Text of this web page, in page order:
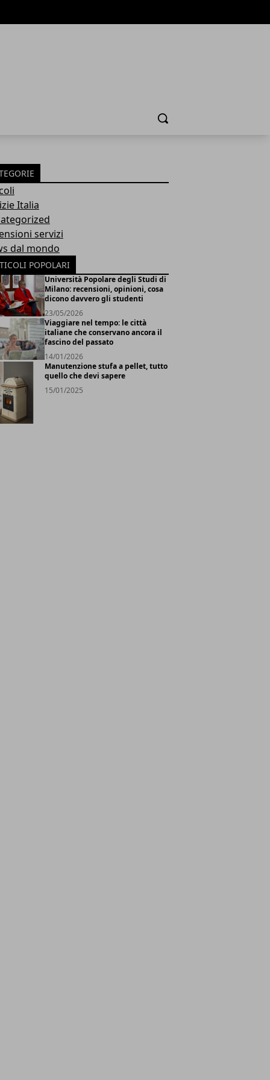
Cerca
Italia
servizi
dal mondo
POPOLARI
Università Popolare degli Studi di
Milano: recensioni, opinioni, cosa
dicono davvero gli studenti
23/05/2026
Viaggiare nel tempo: le città
italiane che conservano ancora il
fascino del passato
14/01/2026
Manutenzione stufa a pellet, tutto
quello che devi sapere
15/01/2025